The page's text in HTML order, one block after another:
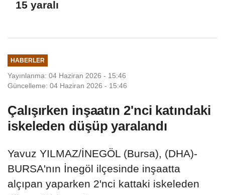
15 yaralı
HABERLER
Yayınlanma: 04 Haziran 2026 - 15:46
Güncelleme: 04 Haziran 2026 - 15:46
Çalışırken inşaatın 2'nci katındaki
iskeleden düşüp yaralandı
Yavuz YILMAZ/İNEGÖL (Bursa), (DHA)-
BURSA'nın İnegöl ilçesinde inşaatta
alçıpan yaparken 2'nci kattaki iskeleden